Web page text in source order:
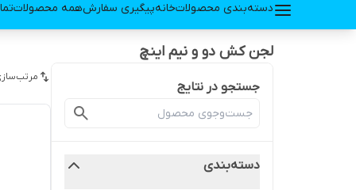
دسته‌بندی محصولاتخانهپیگیری سفارشهمه محصولات
لجن کش دو و نیم اینچ
جستجو در نتایج
دسته‌بندی